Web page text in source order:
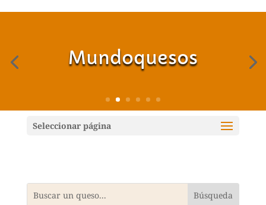
Mundoquesos
Seleccionar página